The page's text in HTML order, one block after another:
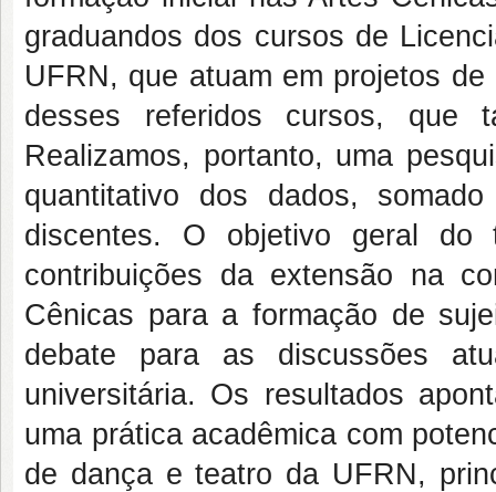
graduandos dos cursos de
UFRN, que atuam em projetos
desses referidos cursos, que
Realizamos, portanto, uma
quantitativo dos dados,
discentes. O objetivo geral do
contribuições da extensão na
Cênicas para a formação de
debate para as discussões
universitária. Os resultados
uma prática acadêmica com
de dança e teatro da UFRN,